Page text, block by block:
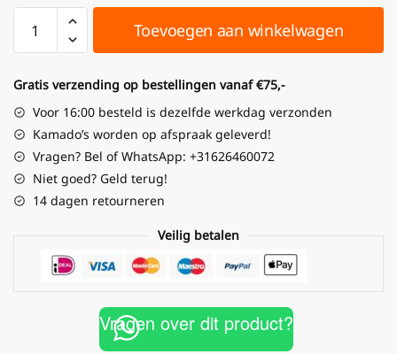
Toevoegen aan winkelwagen
Gratis verzending op bestellingen vanaf €75,-
Voor 16:00 besteld is dezelfde werkdag verzonden
Kamado’s worden op afspraak geleverd!
Vragen? Bel of WhatsApp: +31626460072
Niet goed? Geld terug!
14 dagen retourneren
Veilig betalen
Vragen over dit product?